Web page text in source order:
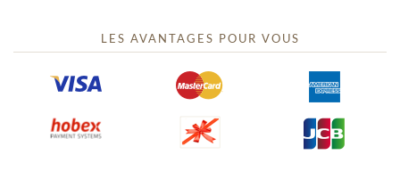
LES AVANTAGES POUR VOUS